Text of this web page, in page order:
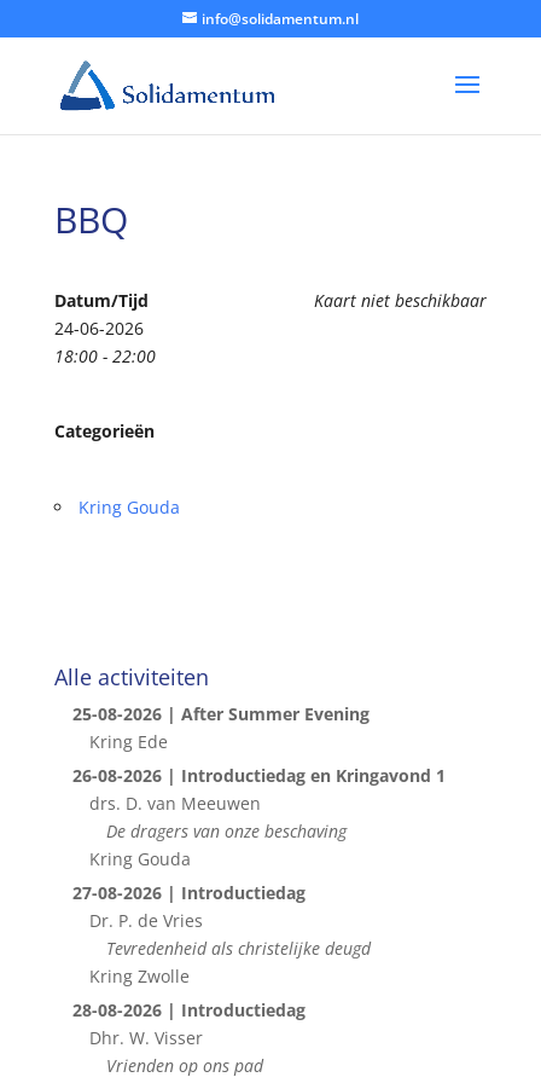
info@solidamentum.nl
BBQ
Kaart niet beschikbaar
Datum/Tijd
24-06-2026
18:00 - 22:00
Categorieën
Kring Gouda
Alle activiteiten
25-08-2026 | After Summer Evening
Kring Ede
26-08-2026 | Introductiedag en Kringavond 1
drs. D. van Meeuwen
De dragers van onze beschaving
Kring Gouda
27-08-2026 | Introductiedag
Dr. P. de Vries
Tevredenheid als christelijke deugd
Kring Zwolle
28-08-2026 | Introductiedag
Dhr. W. Visser
Vrienden op ons pad